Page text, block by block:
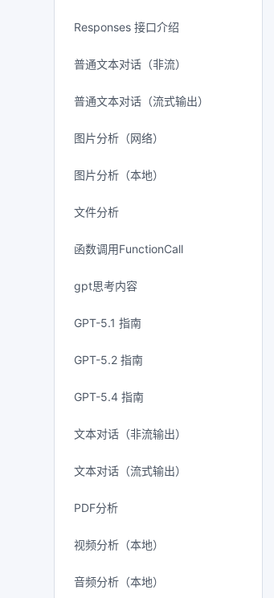
Responses 接口介绍
普通文本对话（非流）
普通文本对话（流式输出）
图片分析（网络）
图片分析（本地）
文件分析
函数调用FunctionCall
gpt思考内容
GPT-5.1 指南
GPT-5.2 指南
GPT-5.4 指南
文本对话（非流输出）
文本对话（流式输出）
PDF分析
视频分析（本地）
音频分析（本地）